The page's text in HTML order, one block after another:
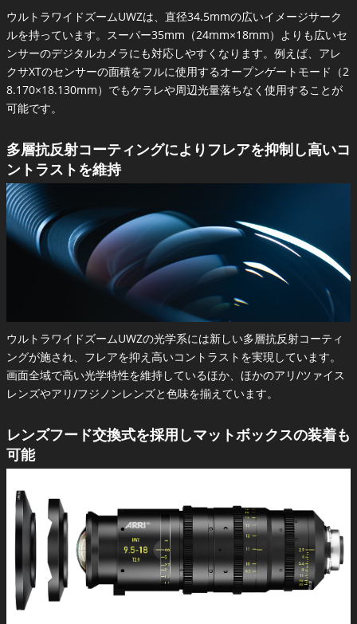
ウルトラワイドズームUWZは、直径34.5mmの広いイメージサーク
ルを持っています。スーパー35mm（24mm×18mm）よりも広いセ
ンサーのデジタルカメラにも対応しやすくなります。例えば、アレ
クサXTのセンサーの面積をフルに使用するオープンゲートモード（2
8.170×18.130mm）でもケラレや周辺光量落ちなく使用することが
可能です。
多層抗反射コーティングによりフレアを抑制し高いコ
ントラストを維持
ウルトラワイドズームUWZの光学系には新しい多層抗反射コーティ
ングが施され、フレアを抑え高いコントラストを実現しています。
画面全域で高い光学特性を維持しているほか、ほかのアリ/ツァイス
レンズやアリ/フジノンレンズと色味を揃えています。
レンズフード交換式を採用しマットボックスの装着も
可能